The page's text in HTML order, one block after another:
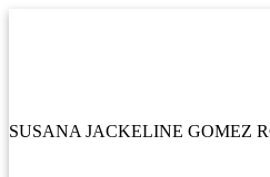
SUSANA JACKELINE GOMEZ